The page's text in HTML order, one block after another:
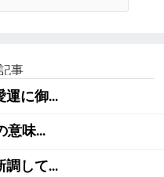
事
運に御...
意味...
調して...